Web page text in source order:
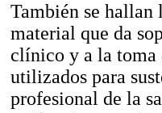
También se hallan
material que da
clínico y a la toma
utilizados para
profesional de la